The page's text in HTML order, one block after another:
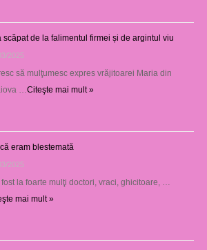
scăpat de la falimentul firmei și de argintul viu
2025
să mulţumesc expres vrăjitoarei Maria din
… Citeşte mai mult »
eram blestemată
2025
la foarte mulţi doctori, vraci, ghicitoare, …
mai mult »